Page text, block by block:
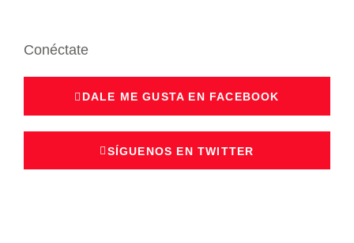
Conéctate
DALE ME GUSTA EN FACEBOOK
SÍGUENOS EN TWITTER